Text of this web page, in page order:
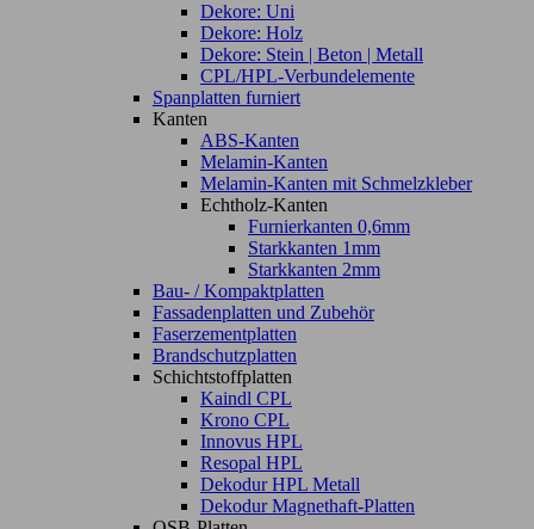
Dekore: Uni
Dekore: Holz
Dekore: Stein | Beton | Metall
CPL/HPL-Verbundelemente
Spanplatten furniert
Kanten
ABS-Kanten
Melamin-Kanten
Melamin-Kanten mit Schmelzkleber
Echtholz-Kanten
Furnierkanten 0,6mm
Starkkanten 1mm
Starkkanten 2mm
Bau- / Kompaktplatten
Fassadenplatten und Zubehör
Faserzementplatten
Brandschutzplatten
Schichtstoffplatten
Kaindl CPL
Krono CPL
Innovus HPL
Resopal HPL
Dekodur HPL Metall
Dekodur Magnethaft-Platten